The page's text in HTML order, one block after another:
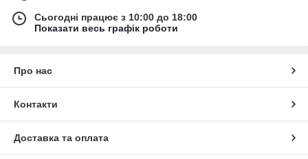
Сьогодні працює з 10:00 до 18:00
Показати весь графік роботи
Про нас
Контакти
Доставка та оплата